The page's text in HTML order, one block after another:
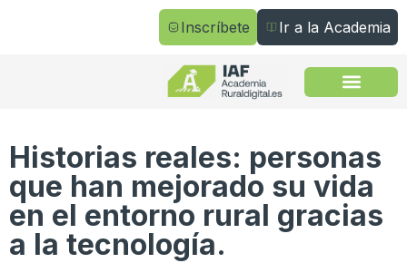
Inscríbete Ir a la Academia
Historias reales: personas
que han mejorado su vida
en el entorno rural gracias
a la tecnología.